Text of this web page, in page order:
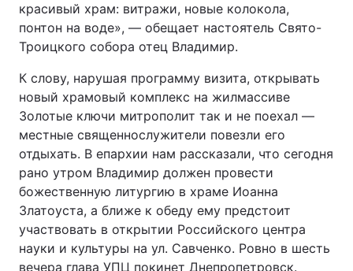
красивый храм: витражи, новые колокола,
понтон на воде», — обещает настоятель Свято-
Троицкого собора отец Владимир.
К слову, нарушая программу визита, открывать
новый храмовый комплекс на жилмассиве
Золотые ключи митрополит так и не поехал —
местные священнослужители повезли его
отдыхать. В епархии нам рассказали, что сегодня
рано утром Владимир должен провести
божественную литургию в храме Иоанна
Златоуста, а ближе к обеду ему предстоит
участвовать в открытии Российского центра
науки и культуры на ул. Савченко. Ровно в шесть
вечера глава УПЦ покинет Днепропетровск.